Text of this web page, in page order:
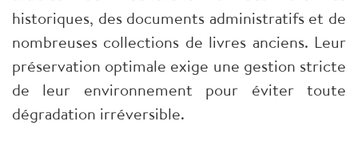
historiques, des documents administratifs et de
nombreuses collections de livres anciens. Leur
préservation optimale exige une gestion stricte
de leur environnement pour éviter toute
dégradation irréversible.